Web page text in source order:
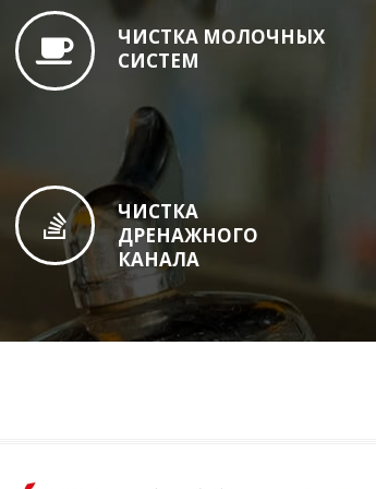
ЧИСТКА МОЛОЧНЫХ
СИСТЕМ
ЧИСТКА
ДРЕНАЖНОГО
КАНАЛА